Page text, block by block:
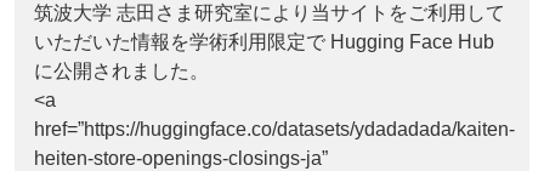
筑波大学 志田さま研究室により当サイトをご利用して
いただいた情報を学術利用限定で Hugging Face Hub
に公開されました。
<a
href=”https://huggingface.co/datasets/ydadadada/kaiten-
heiten-store-openings-closings-ja”